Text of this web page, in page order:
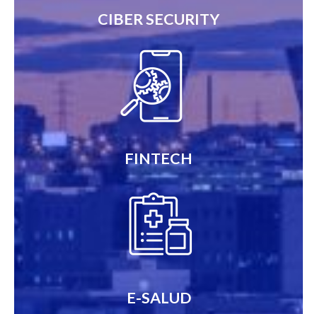
CIBER SECURITY
FINTECH
E-SALUD